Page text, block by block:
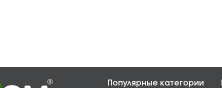
Популярные категории